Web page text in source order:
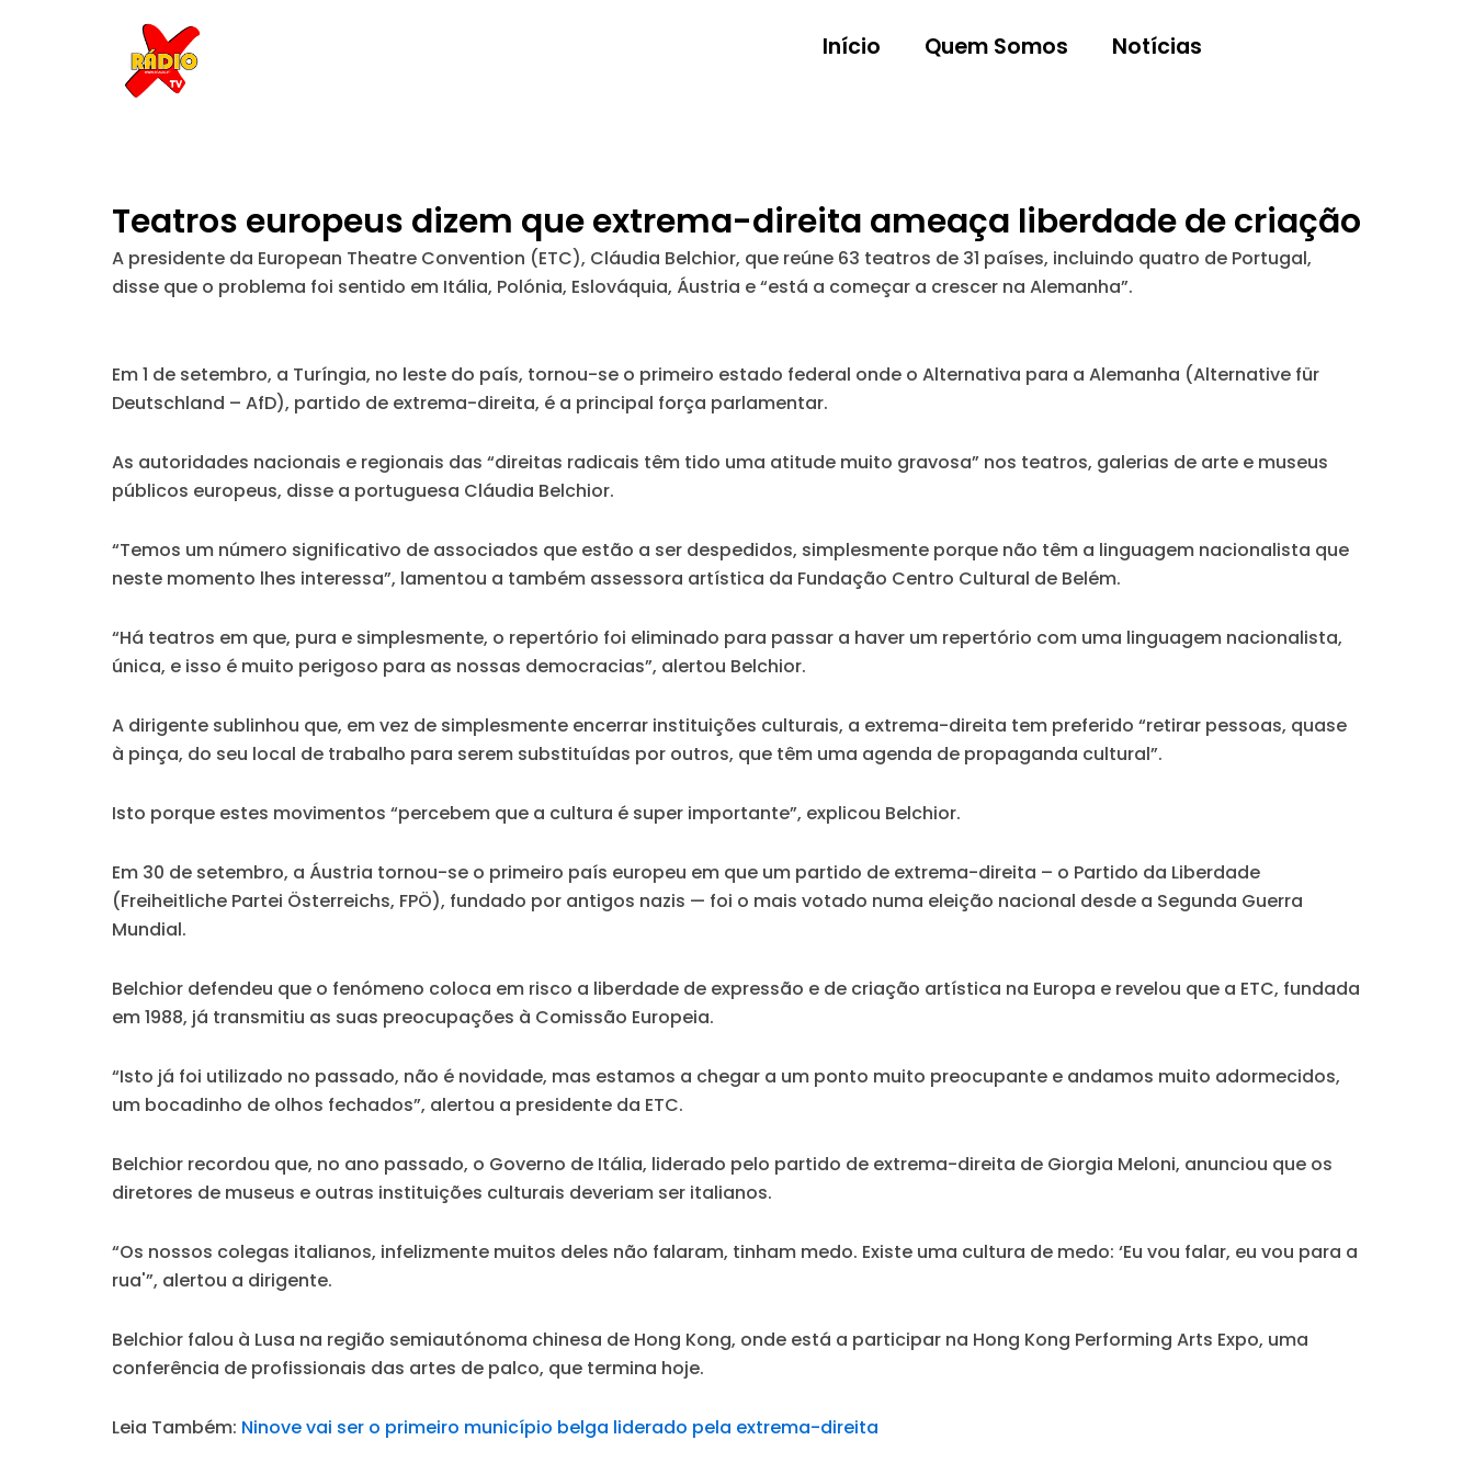
Início Quem Somos Notícias
Teatros europeus dizem que extrema-direita ameaça liberdade de criação
A presidente da European Theatre Convention (ETC), Cláudia Belchior, que reúne 63 teatros de 31 países, incluindo quatro de Portugal,
disse que o problema foi sentido em Itália, Polónia, Eslováquia, Áustria e“está a começar a crescer na Alemanha”.
Em 1 de setembro, a Turíngia, no leste do país, tornou-se o primeiro estado federal onde o Alternativa para a Alemanha (Alternative für
Deutschland – AfD), partido de extrema-direita, é a principal força parlamentar.
As autoridades nacionais e regionais das “direitas radicais têm tido uma atitude muito gravosa” nos teatros, galerias de arte e museus
públicos europeus, disse a portuguesa Cláudia Belchior.
“Temos um número significativo de associados que estão a ser despedidos, simplesmente porque não têm a linguagem nacionalista que
neste momento lhes interessa”, lamentou a também assessora artística da Fundação Centro Cultural de Belém.
“Há teatros em que, pura e simplesmente, o repertório foi eliminado para passar a haver um repertório com uma linguagem nacionalista,
única, e isso é muito perigoso para as nossas democracias”, alertou Belchior.
A dirigente sublinhou que, em vez de simplesmente encerrar instituições culturais, a extrema-direita tem preferido “retirar pessoas, quase
à pinça, do seu local de trabalho para serem substituídas por outros, que têm uma agenda de propaganda cultural”.
Isto porque estes movimentos “percebem que a cultura é super importante”, explicou Belchior.
Em 30 de setembro, a Áustria tornou-se o primeiro país europeu em que um partido de extrema-direita – o Partido da Liberdade
(Freiheitliche Partei Österreichs, FPÖ), fundado por antigos nazis — foi o mais votado numa eleição nacional desde a Segunda Guerra
Mundial.
Belchior defendeu que o fenómeno coloca em risco a liberdade de expressão e de criação artística na Europa e revelou que a ETC, fundada
em 1988, já transmitiu as suas preocupações à Comissão Europeia.
“Isto já foi utilizado no passado, não é novidade, mas estamos a chegar a um ponto muito preocupante e andamos muito adormecidos,
um bocadinho de olhos fechados”, alertou a presidente da ETC.
Belchior recordou que, no ano passado, o Governo de Itália, liderado pelo partido de extrema-direita de Giorgia Meloni, anunciou que os
diretores de museus e outras instituições culturais deveriam ser italianos.
“Os nossos colegas italianos, infelizmente muitos deles não falaram, tinham medo. Existe uma cultura de medo: ‘Eu vou falar, eu vou para a
rua'”, alertou a dirigente.
Belchior falou à Lusa na região semiautónoma chinesa de Hong Kong, onde está a participar na Hong Kong Performing Arts Expo, uma
conferência de profissionais das artes de palco, que termina hoje.
Leia Também: Ninove vai ser o primeiro município belga liderado pela extrema-direita